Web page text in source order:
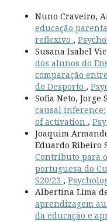
Nuno Craveiro,
educação
reflexivo ,
Susana Isabel
dos alunos do
comparação
do Desporto ,
Sofia Neto, Jorge
causal
of activation ,
Joaquim
Eduardo Ribeiro
Contributo para
portuguesa do
S20/23 ,
Albertina Lima
aprendizagem
da educação e